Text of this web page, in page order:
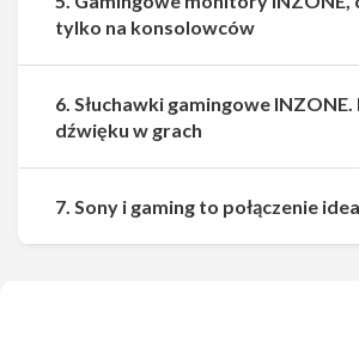
Udostępnij
tylko na konsolowców
6. Słuchawki gamingowe
dźwięku w grach
7. Sony i gaming to połączenie